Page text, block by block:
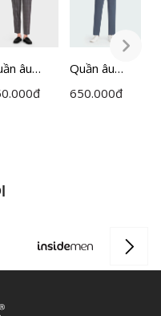
âu
đ
Quần âu
Insidemen
650.000đ